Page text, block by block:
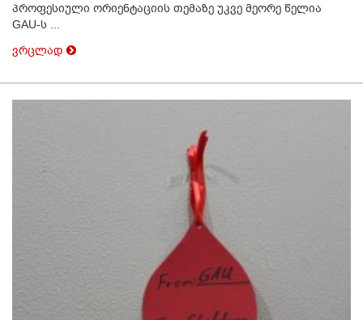
პროფესიული ორიენტაციის თემაზე უკვე მეორე წელია
GAU-ს ...
ვრცლად